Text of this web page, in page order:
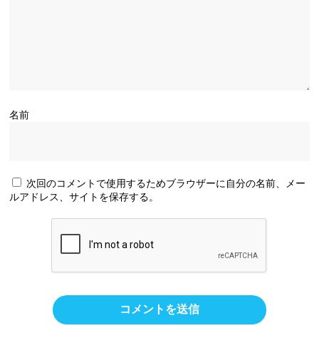
名前
次回のコメントで使用するためブラウザーに自分の名前、メー
ルアドレス、サイトを保存する。